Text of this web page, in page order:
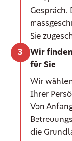
Gespräch.
Sie
Wir
für Sie
Wir
Ihrer
Von
die